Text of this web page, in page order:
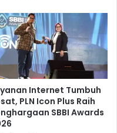
Internet Tumbuh
PLN Icon Plus Raih
SBBI Awards